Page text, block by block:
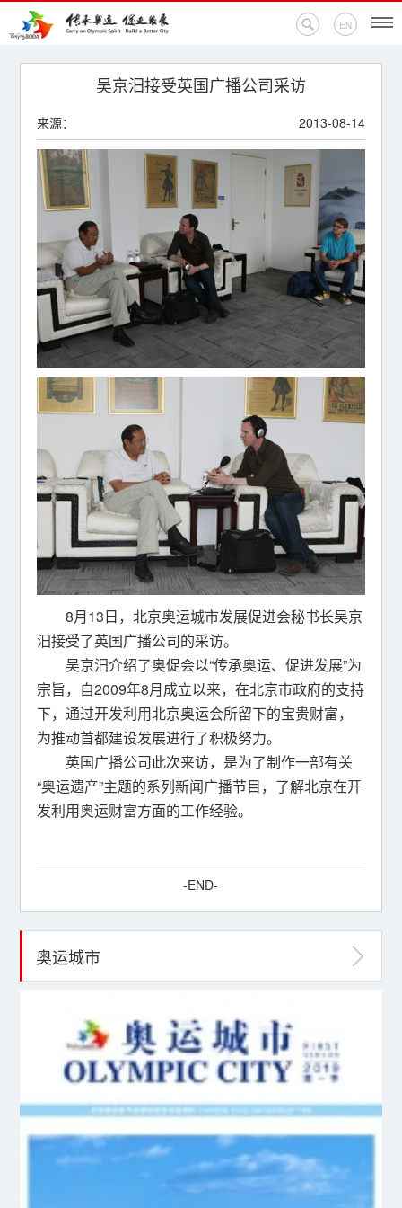
EN
新闻中心
活动专题
奥运百科
奥促机构
奥运之家
联系我们
吴京汨接受英国广播公司采访
来源： 2013-08-14
8月13日，北京奥运城市发展促进会秘书长吴京
汨接受了英国广播公司的采访。
吴京汨介绍了奥促会以“传承奥运、促进发展”为
宗旨，自2009年8月成立以来，在北京市政府的支持
下，通过开发利用北京奥运会所留下的宝贵财富，
为推动首都建设发展进行了积极努力。
英国广播公司此次来访，是为了制作一部有关
“奥运遗产”主题的系列新闻广播节目，了解北京在开
发利用奥运财富方面的工作经验。
-END-
奥运城市